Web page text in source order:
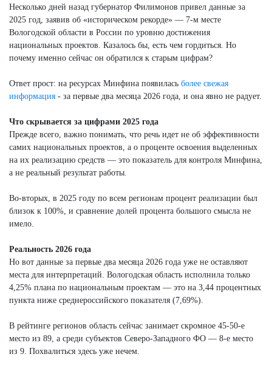
Несколько дней назад губернатор Филимонов привел данные за
2025 год, заявив об «историческом рекорде» — 7-м месте
Вологодской области в России по уровню достижения
национальных проектов. Казалось бы, есть чем гордиться. Но
почему именно сейчас он обратился к старым цифрам?
Ответ прост: на ресурсах Минфина появилась более свежая
информация - за первые два месяца 2026 года, и она явно не радует.
Что скрывается за цифрами 2025 года
Прежде всего, важно понимать, что речь идет не об эффективности
самих национальных проектов, а о проценте освоения выделенных
на их реализацию средств — это показатель для контроля Минфина,
а не реальный результат работы.
Во-вторых, в 2025 году по всем регионам процент реализации был
близок к 100%, и сравнение долей процента большого смысла не
имело.
Реальность 2026 года
Но вот данные за первые два месяца 2026 года уже не оставляют
места для интерпретаций. Вологодская область исполнила только
4,25% плана по национальным проектам — это на 3,44 процентных
пункта ниже среднероссийского показателя (7,69%).
В рейтинге регионов область сейчас занимает скромное 45-50-е
место из 89, а среди субъектов Северо-Западного ФО — 8-е место
из 9. Похвалиться здесь уже нечем.